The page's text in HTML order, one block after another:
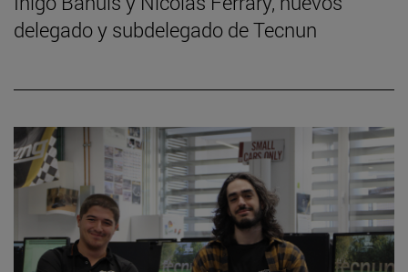
delegado y subdelegado de Tecnun